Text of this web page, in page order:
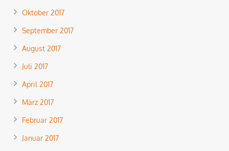
Oktober 2017
September 2017
August 2017
Juli 2017
April 2017
März 2017
Februar 2017
Januar 2017